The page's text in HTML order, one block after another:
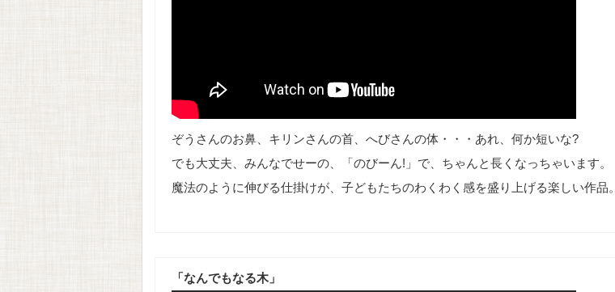
ぞうさんのお鼻、キリンさんの首、へびさんの体・・・あれ、何か短いな?
でも大丈夫、みんなでせーの、「のびーん!」で、ちゃんと長くなっちゃいます。
魔法のように伸びる仕掛けが、子どもたちのわくわく感を盛り上げる楽しい作品。
「なんでもなる木」